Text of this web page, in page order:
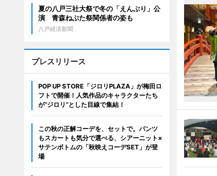
夏の八戸三社大祭で冬の「えんぶり」公
演 青森ねぶた祭関係者の姿も
八戸経済新聞
プレスリリース
POP UP STORE「ジロリPLAZA」が梅田ロ
フトで開催！人気作品のキャラクターたち
が“ジロリ”とした目線で集結！
この秋の正解コーデを、セットで。パンツ
もスカートも気分で選べる、シアーニット×
サテンボトムの「秋映えコーデSET」が登
場